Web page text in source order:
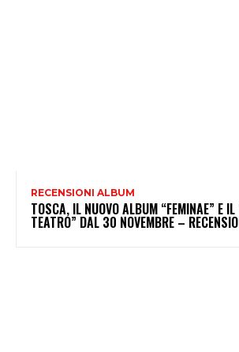
RECENSIONI ALBUM
TOSCA, IL NUOVO ALBUM “FEMINAE” E IL
TEATRO” DAL 30 NOVEMBRE –